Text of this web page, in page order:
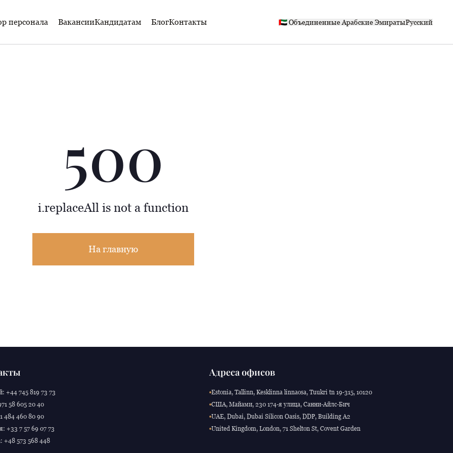
персонала ВакансииКандидатам БлогКонтакты 🇦🇪 Объединенные Арабские ЭмиратыРусский
500
i.replaceAll is not a function
На главную
+44 745 819 73 73
58 605 20 40
484 460 80 90
+33 7 57 69 07 73
+48 573 568 448
Адреса офисов
Estonia, Tallinn, Kesklinna linnaosa, Tuukri tn 19-315, 10120
США, Майами, 230 174-я улица, Санни-Айлс-Бич
UAE, Dubai, Dubai Silicon Oasis, DDP, Building A2
United Kingdom, London, 71 Shelton St, Covent Garden